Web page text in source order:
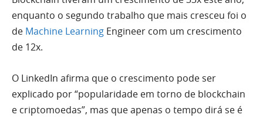
enquanto o segundo trabalho que mais cresceu foi o
de Machine Learning Engineer com um crescimento
de 12x.
O LinkedIn afirma que o crescimento pode ser
explicado por “popularidade em torno de blockchain
e criptomoedas”, mas que apenas o tempo dirá se é